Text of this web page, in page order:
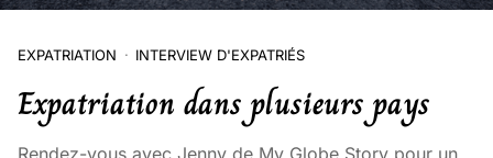
EXPATRIATION INTERVIEW D'EXPATRIÉS
Expatriation dans plusieurs pays
Rendez-vous avec Jenny de My Globe Story pour un